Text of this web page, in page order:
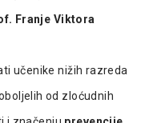
Franje Viktora
učenike nižih razreda
od zloćudnih